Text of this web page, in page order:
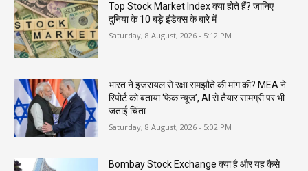
Top Stock Market Index क्या होते हैं? जानिए
दुनिया के 10 बड़े इंडेक्स के बारे में
Saturday, 8 August, 2026 - 5:12 PM
भारत ने इजरायल से रक्षा समझौते की मांग की? MEA ने
रिपोर्ट को बताया ‘फेक न्यूज’, AI से तैयार सामग्री पर भी
जताई चिंता
Saturday, 8 August, 2026 - 5:02 PM
Bombay Stock Exchange क्या है और यह कैसे